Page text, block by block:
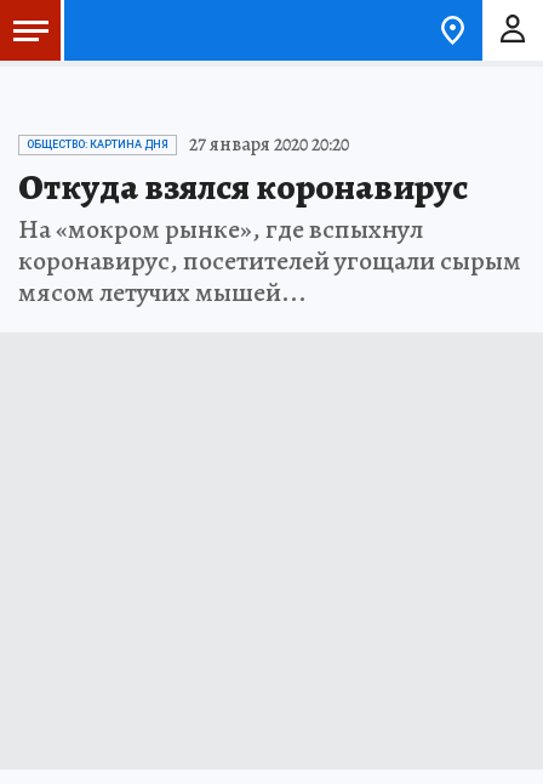
ОБЩЕСТВО: КАРТИНА ДНЯ 27 января 2020 20:20
Откуда взялся коронавирус
На «мокром рынке», где вспыхнул
коронавирус, посетителей угощали сырым
мясом летучих мышей...